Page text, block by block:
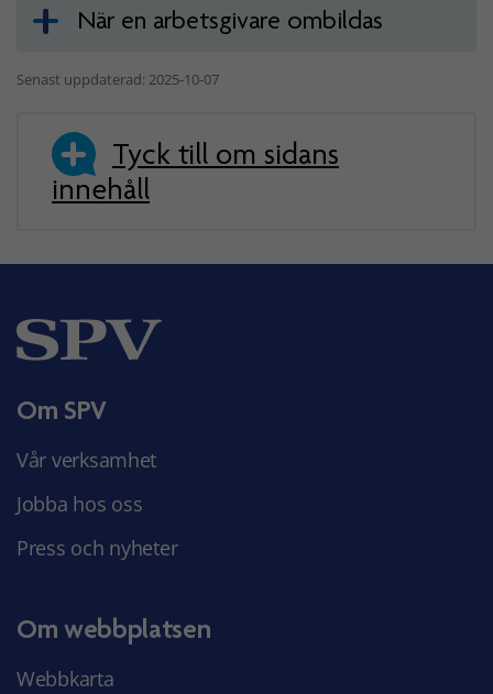
När en arbetsgivare ombildas
Senast uppdaterad: 2025-10-07
Tyck till om sidans
innehåll
Om SPV
Vår verksamhet
Jobba hos oss
Press och nyheter
Om webbplatsen
Webbkarta